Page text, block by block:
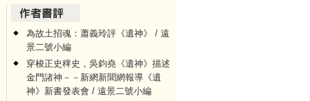
為故土招魂：蕭義玲評《遺神》 / 遠
景二號小編
穿梭正史稗史，吳鈞堯《遺神》描述
金門諸神－－新網新聞網報導《遺
神》新書發表會 / 遠景二號小編